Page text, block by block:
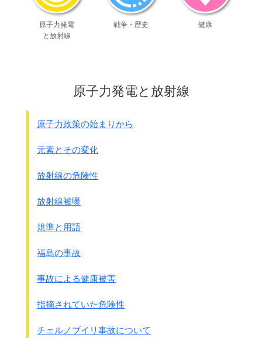
●1988年に設立された現地の資料館資料では、
5種類の毒ガスが製造されたとされています。
ルイサイト
青酸ガス
ジフェ－ニ－ルシアンアルシン
クロロアセトフェノン
島は軍の機密保持のため1935年から
現在は国民休暇村に指定され、
1931年には北九州小倉に
大久野島で生産された毒ガスを
13種類の武器を製造し始めました。
海軍では神奈川県平塚の
寒川の相模海軍工廠で生産をしました。
生産施設はあったようですが、
原子力発電
と放射線
戦争・歴史 健康
原子力発電と放射線
原子力政策の始まりから
元素とその変化
放射線の危険性
放射線被曝
規準と用語
福島の事故
事故による健康被害
指摘されていた危険性
チェルノブイリ事故について